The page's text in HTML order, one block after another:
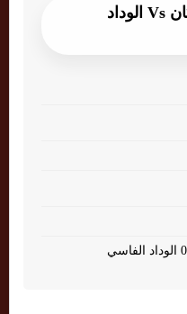
بطاقة مباراة نهضة بركان Vs الوداد